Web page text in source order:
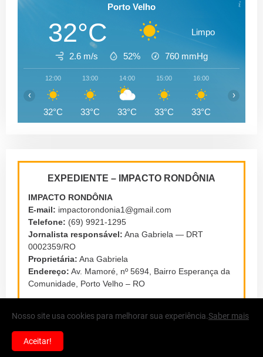
Porto Velho
32°C Limpo
2.6 m/s 52% 760 mmHg
12:00
32°C
13:00
33°C
14:00
33°C
15:00
33°C
16:00
33°C
‹ ›
EXPEDIENTE – IMPACTO RONDÔNIA
IMPACTO RONDÔNIA
E-mail: impactorondonia1@gmail.com
Telefone: (69) 9921-1295
Jornalista responsável: Ana Gabriela — DRT
0002359/RO
Proprietária: Ana Gabriela
Endereço: Av. Mamoré, nº 5694, Bairro Esperança da
Comunidade, Porto Velho – RO
Nosso site usa cookies para melhorar sua experiência.Saber mais
Aceitar!